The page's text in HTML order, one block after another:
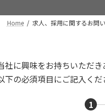
Home 求人、採用に関するお問
社に興味をお持ちいただき
下の必須項目にご記入くだ
1